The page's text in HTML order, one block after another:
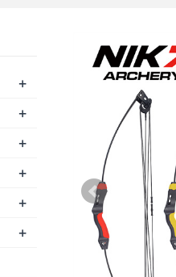
+
+
+
+
+
+